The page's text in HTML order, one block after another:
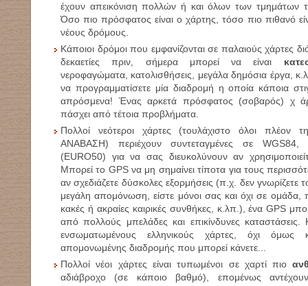
έχουν απεικόνιση πολλών ή και όλων των τμημάτων
Όσο πιο πρόσφατος είναι ο χάρτης, τόσο πιο πιθανό
νέους δρόμους.
Κάποιοι δρόμοι που εμφανίζονται σε παλαιούς χάρτες
δεκαετίες πριν, σήμερα μπορεί να είναι
νεροφαγώματα, κατολισθήσεις, μεγάλα δημόσια έργα,
να προγραμματίσετε μία διαδρομή η οποία κάποια
απρόσμενα! Ένας αρκετά πρόσφατος (σοβαρός) χ
πάσχει από τέτοια προβλήματα.
Πολλοί νεότεροι χάρτες (τουλάχιστο όλοι πλέον
ΑΝΑΒΑΣΗ) περιέχουν συντεταγμένες σε WGS84,
(EURO50) για να σας διευκολύνουν αν
Μπορεί το GPSνα μη σημαίνει τίποτα για τους
αν σχεδιάζετε δύσκολες εξορμήσεις (π.χ. δεν γνωρίζετε
μεγάλη απομόνωση, είστε μόνοι σας και όχι σε ομάδα,
κακές ή ακραίες καιρικές συνθήκες, κ.λπ.), έναGPS
από πολλούς μπελάδες και επικίνδυνες
ενσωματωμένους ελληνικούς χάρτες, όχι όμως
απομονωμένης διαδρομής που μπορεί κάνετε...
Πολλοί νέοι χάρτες είναι τυπωμένοι σε χαρτί πιο
αδιάβροχο (σε κάποιο βαθμό), επομένως